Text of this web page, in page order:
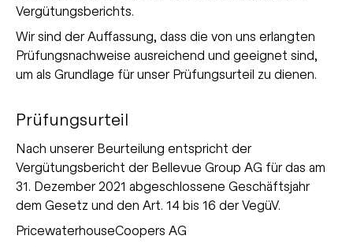
Vergütungsberichts.
Wir sind der Auffassung, dass die von uns erlangten
Prüfungsnachweise ausreichend und geeignet sind,
um als Grundlage für unser Prüfungsurteil zu dienen.
Prüfungsurteil
Nach unserer Beurteilung entspricht der
Vergütungsbericht der Bellevue Group AG für das am
31. Dezember 2021 abgeschlossene Geschäftsjahr
dem Gesetz und den Art. 14 bis 16 der VegüV.
PricewaterhouseCoopers AG